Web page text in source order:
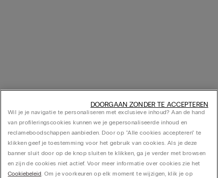
Wil je je navigatie te personaliseren met exclusieve inhoud? Aan de hand
van profileringscookies kunnen we je gepersonaliseerde inhoud en
reclameboodschappen aanbieden. Door op "Alle cookies accepteren" te
klikken geef je toestemming voor het gebruik van cookies. Als je deze
banner sluit door op de knop sluiten te klikken, ga je verder met browsen
en zijn de cookies niet actief. Voor meer informatie over cookies zie het
Cookiebeleid. Om je voorkeuren op elk moment te wijzigen, klik je op
DOORGAAN ZONDER TE ACCEPTEREN